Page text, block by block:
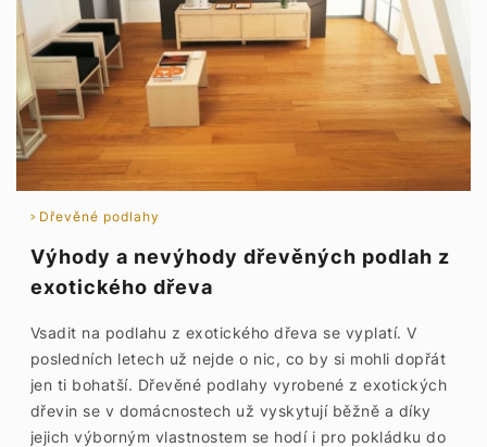
Dřevěné podlahy
Výhody a nevýhody dřevěných podlah z
exotického dřeva
Vsadit na podlahu z exotického dřeva se vyplatí. V
posledních letech už nejde o nic, co by si mohli dopřát
jen ti bohatší. Dřevěné podlahy vyrobené z exotických
dřevin se v domácnostech už vyskytují běžně a díky
jejich výborným vlastnostem se hodí i pro pokládku do